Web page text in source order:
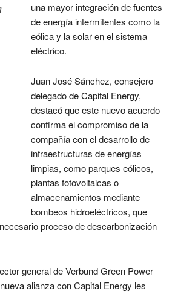
una mayor integración de fuentes
de energía intermitentes como la
eólica y la solar en el sistema
eléctrico.
Juan José Sánchez, consejero
delegado de Capital Energy,
destacó que este nuevo acuerdo
confirma el compromiso de la
compañía con el desarrollo de
infraestructuras de energías
limpias, como parques eólicos,
plantas fotovoltaicas o
almacenamientos mediante
bombeos hidroeléctricos, que
proceso de descarbonización
general de Verbund Green Power
alianza con Capital Energy les